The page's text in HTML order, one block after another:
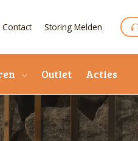
Contact Storing Melden
Outlet Acties